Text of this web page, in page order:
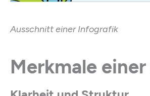
Ausschnitt einer Infografik
Merkmale